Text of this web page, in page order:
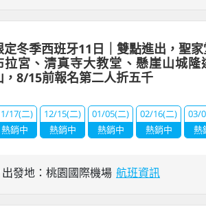
定冬季西班牙11日｜雙點進出，聖
拉宮、清真寺大教堂、懸崖山城隆
，8/15前報名第二人折五千
17(二)
熱銷中
12/15(二)
熱銷中
01/05(二)
熱銷中
02/16(二)
熱銷中
03/
熱
出發地：桃園國際機場 航班資訊